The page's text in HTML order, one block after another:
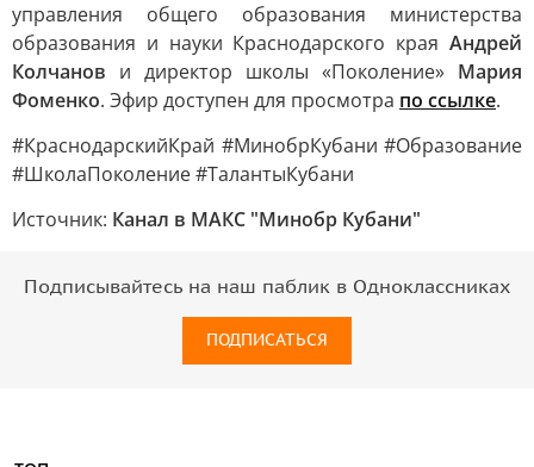
управления общего образования министерства
образования и науки Краснодарского края Андрей
Колчанов и директор школы «Поколение» Мария
Фоменко. Эфир доступен для просмотра по ссылке.
#КраснодарскийКрай #МинобрКубани #Образование
#ШколаПоколение #ТалантыКубани
Источник: Канал в МАКС "Минобр Кубани"
Подписывайтесь на наш паблик в Одноклассниках
ПОДПИСАТЬСЯ